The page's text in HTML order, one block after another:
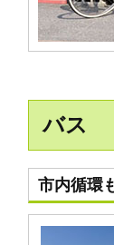
バス
市内循環